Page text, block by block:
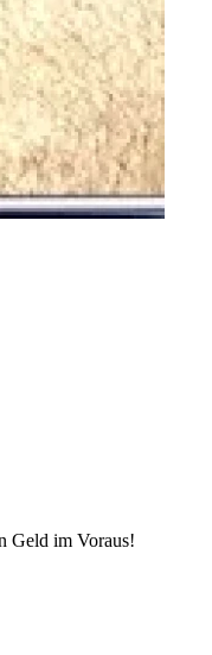
Geld im Voraus!